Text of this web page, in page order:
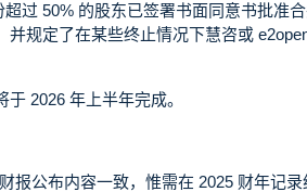
过 50% 的股东已签署书面同意书批准
规定了在某些终止情况下慧咨或
2026 年上半年完成。
报公布内容一致，惟需在 2025 财年记